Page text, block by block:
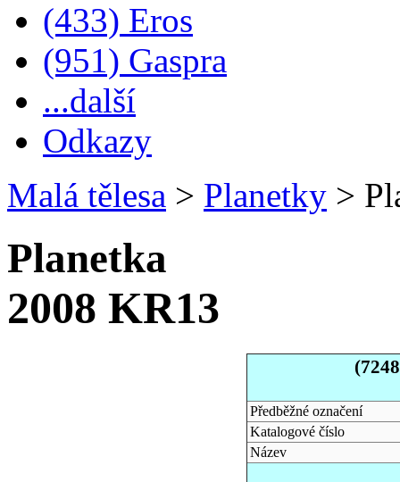
(433) Eros
(951) Gaspra
...další
Odkazy
Malá tělesa > Planetky >
Planetka
2008 KR13
Předběžné označení
Katalogové číslo
Název